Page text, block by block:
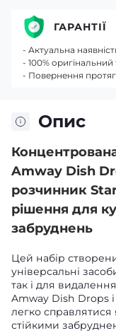
Опис
Amway Dish
розчинник
рішення для
забруднень
Цей набір
універсальні
так і для
Amway Dish Drops
легко справлятися
стійкими
ГАРАНТІЇ
- Актуальна
- 100% оригінальний
- Повернення